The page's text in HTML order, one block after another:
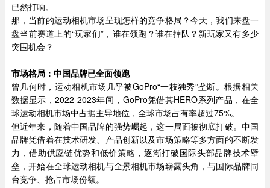
已然打响。
那，当前的运动相机市场呈现怎样的竞争格局？今天，我们来盘一
盘当前赛道上的“玩家们”，谁在领跑？谁在掉队？新玩家又有多少
突围机会？
市场格局：中国品牌已全面领跑
曾几何时，运动相机市场几乎被GoPro“一枝独秀”垄断。根据相关
数据显示，2022-2023年间，GoPro凭借其HERO系列产品，在全
球运动相机市场中占据主导地位，全球市场占有率超过75%。
但近年来，随着中国品牌的强势崛起，这一局面被彻底打破。中国
品牌凭借着在技术研发、产品创新以及市场策略等多方面的不断发
力，借助供应链优势和低价策略，逐渐打破国际头部品牌技术壁
垒，开始在全球运动相机与全景相机市场崭露头角，与国际品牌同
台竞争、抢占市场份额。